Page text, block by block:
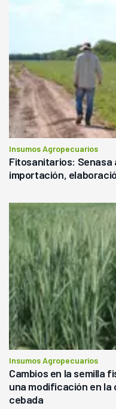
Insumos Agropecuarios
Fitosanitarios: Senasa
importación,
Insumos Agropecuarios
Cambios en la semilla
una modificación en
cebada